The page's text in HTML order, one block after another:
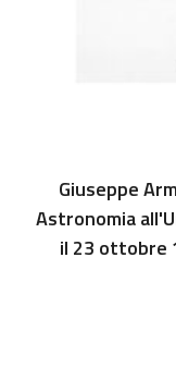
Giuseppe
Astronomia
il 23 ottobre